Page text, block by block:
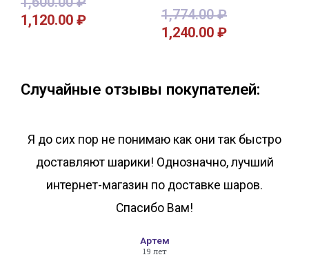
1,120.00 ₽ 1,774.00₽
1,240.00 ₽
Случайные отзывы покупателей:
Я до сих пор не понимаю как они так быстро
доставляют шарики! Однозначно, лучший
интернет-магазин по доставке шаров.
Спасибо Вам!
Артем
19 лет